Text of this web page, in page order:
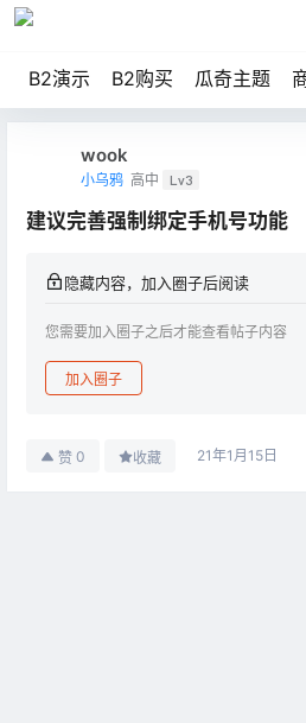
B2演示 B2购买 瓜奇主题
wook
小乌鸦 高中 Lv3
建议完善强制绑定手机号功能
隐藏内容，加入圈子后阅读
您需要加入圈子之后才能查看帖子内容
加入圈子
赞 0 收藏 21年1月15日